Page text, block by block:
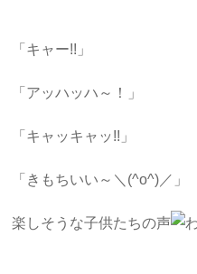
「キャー!!」
「アッハッハ～！」
「キャッキャッ!!」
「きもちいい～＼(^o^)／」
楽しそうな子供たちの声